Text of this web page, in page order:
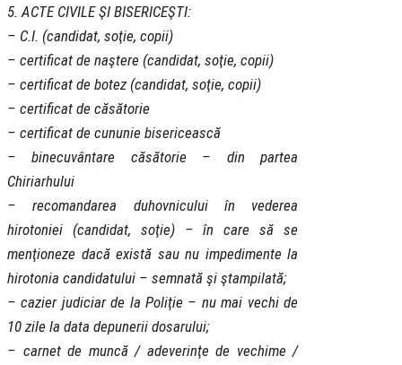
5. ACTE CIVILE ŞI BISERICEŞTI:
– C.I. (candidat, soţie, copii)
– certificat de naştere (candidat, soţie, copii)
– certificat de botez (candidat, soţie, copii)
– certificat de căsătorie
– certificat de cununie bisericească
– binecuvântare căsătorie – din partea
Chiriarhului
– recomandarea duhovnicului în vederea
hirotoniei (candidat, soţie) – în care să se
menţioneze dacă există sau nu impedimente la
hirotonia candidatului – semnată şi ştampilată;
– cazier judiciar de la Poliţie – nu mai vechi de
10 zile la data depunerii dosarului;
– carnet de muncă / adeverinţe de vechime /